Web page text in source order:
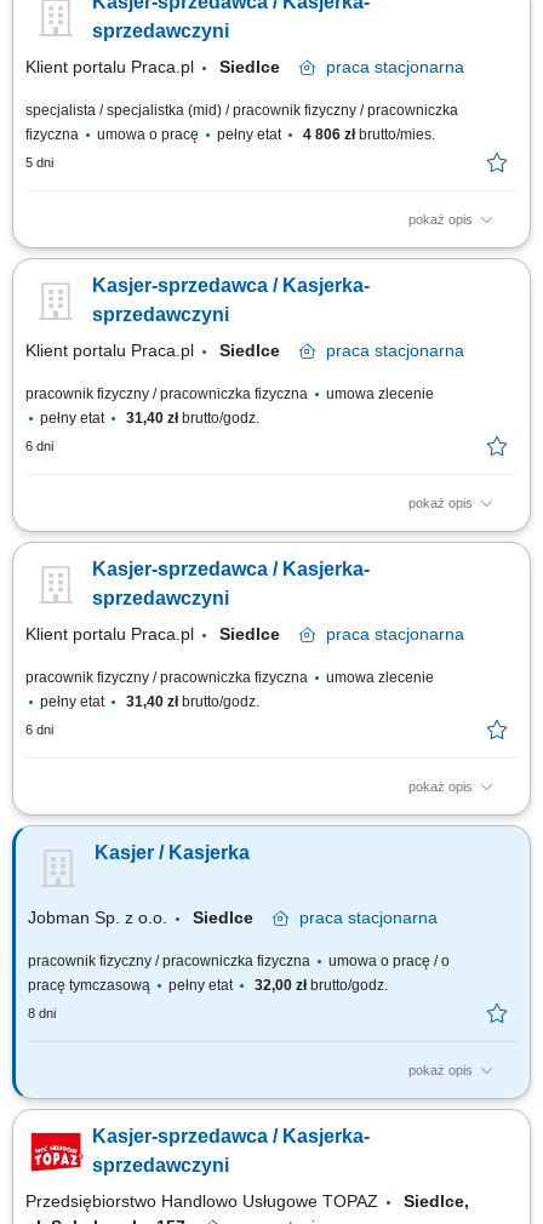
kontrola dat ważności towarów; praca zmianowa w systemie 2-
zmianowym; utrzymywanie porządku na stanowisku pracy;
sprzedawczyni
Klient portalu Praca.pl Siedlce praca stacjonarna
specjalista / specjalistka (mid) / pracownik fizyczny / pracowniczka
fizyczna
umowa o pracę pełny etat 4 806 złbrutto/mies.
5 dni
pokaż opis
bieżąca obsługa klientów oraz kasy fiskalnej; realizacja sprzedaży
kontrola dat ważności towarów; praca zmianowa w systemie 2-
zmianowym; utrzymywanie porządku na stanowisku pracy;
Kasjer-sprzedawca / Kasjerka-
sprzedawczyni
Klient portalu Praca.pl Siedlce praca stacjonarna
pracownik fizyczny / pracowniczka fizyczna
umowa zlecenie
pełny etat
31,40 złbrutto/godz.
6 dni
pokaż opis
profesjonalna obsługa klientów zgodnie ze standardami sklepu; obsługa
towarów na sali sprzedaży; kontrola terminów ważności produktów; praca
w systemie zmianowym (2 zmiany) utrzymanie porządku w miejscu pracy;
Kasjer-sprzedawca / Kasjerka-
sprzedawczyni
Klient portalu Praca.pl Siedlce praca stacjonarna
pracownik fizyczny / pracowniczka fizyczna
umowa zlecenie
pełny etat
31,40 złbrutto/godz.
6 dni
pokaż opis
profesjonalna obsługa klientów zgodnie ze standardami sklepu; obsługa
towarów na sali sprzedaży; kontrola terminów ważności produktów; praca
w systemie zmianowym (2 zmiany) utrzymanie porządku w miejscu pracy;
Kasjer / Kasjerka
Jobman Sp. z o.o. Siedlce praca stacjonarna
pracownik fizyczny / pracowniczka fizyczna
umowa o pracę / o
pracę tymczasową
pełny etat 32,00 złbrutto/godz.
8 dni
pokaż opis
Buduj z nami swoją kariere! Poszukiwany Kasjer/Kasjerka - Sklep
kasjerskie w sklepie budowlanym. Szukamy kogoś, kto nie tylko sprawnie
obsłuży klienta, ale też potrafi działać zespołowo, zachowując pozytywne
Kasjer-sprzedawca / Kasjerka-
sprzedawczyni
Przedsiębiorstwo Handlowo Usługowe TOPAZ
Siedlce,